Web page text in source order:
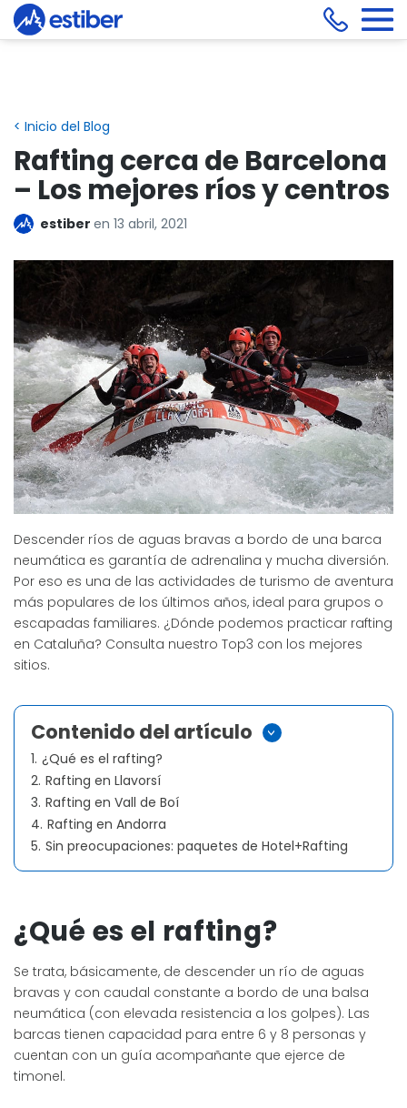
< Inicio del Blog
Rafting cerca de Barcelona
– Los mejores ríos y centros
estiber en 13 abril, 2021
Descender ríos de aguas bravas a bordo de una barca
neumática es garantía de adrenalina y mucha diversión.
Por eso es una de las actividades de turismo de aventura
más populares de los últimos años, ideal para grupos o
escapadas familiares. ¿Dónde podemos practicar rafting
en Cataluña? Consulta nuestro Top3 con los mejores
sitios.
Contenido del artículo >
1. ¿Qué es el rafting?
2. Rafting en Llavorsí
3. Rafting en Vall de Boí
4. Rafting en Andorra
5. Sin preocupaciones: paquetes de Hotel+Rafting
¿Qué es el rafting?
Se trata, básicamente, de descender un río de aguas
bravas y con caudal constante a bordo de una balsa
neumática (con elevada resistencia a los golpes). Las
barcas tienen capacidad para entre 6 y 8 personas y
cuentan con un guía acompañante que ejerce de
timonel.